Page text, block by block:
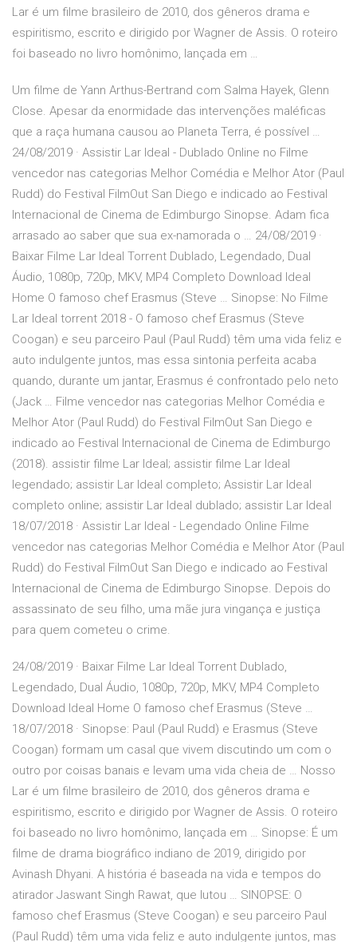
Lar é um filme brasileiro de 2010, dos gêneros drama e
espiritismo, escrito e dirigido por Wagner de Assis. O roteiro
foi baseado no livro homônimo, lançada em …
Um filme de Yann Arthus-Bertrand com Salma Hayek, Glenn
Close. Apesar da enormidade das intervenções maléficas
que a raça humana causou ao Planeta Terra, é possível …
24/08/2019 · Assistir Lar Ideal - Dublado Online no Filme
vencedor nas categorias Melhor Comédia e Melhor Ator (Paul
Rudd) do Festival FilmOut San Diego e indicado ao Festival
Internacional de Cinema de Edimburgo Sinopse. Adam fica
arrasado ao saber que sua ex-namorada o … 24/08/2019 ·
Baixar Filme Lar Ideal Torrent Dublado, Legendado, Dual
Áudio, 1080p, 720p, MKV, MP4 Completo Download Ideal
Home O famoso chef Erasmus (Steve … Sinopse: No Filme
Lar Ideal torrent 2018 - O famoso chef Erasmus (Steve
Coogan) e seu parceiro Paul (Paul Rudd) têm uma vida feliz e
auto indulgente juntos, mas essa sintonia perfeita acaba
quando, durante um jantar, Erasmus é confrontado pelo neto
(Jack … Filme vencedor nas categorias Melhor Comédia e
Melhor Ator (Paul Rudd) do Festival FilmOut San Diego e
indicado ao Festival Internacional de Cinema de Edimburgo
(2018). assistir filme Lar Ideal; assistir filme Lar Ideal
legendado; assistir Lar Ideal completo; Assistir Lar Ideal
completo online; assistir Lar Ideal dublado; assistir Lar Ideal
18/07/2018 · Assistir Lar Ideal - Legendado Online Filme
vencedor nas categorias Melhor Comédia e Melhor Ator (Paul
Rudd) do Festival FilmOut San Diego e indicado ao Festival
Internacional de Cinema de Edimburgo Sinopse. Depois do
assassinato de seu filho, uma mãe jura vingança e justiça
para quem cometeu o crime.
24/08/2019 · Baixar Filme Lar Ideal Torrent Dublado,
Legendado, Dual Áudio, 1080p, 720p, MKV, MP4 Completo
Download Ideal Home O famoso chef Erasmus (Steve …
18/07/2018 · Sinopse: Paul (Paul Rudd) e Erasmus (Steve
Coogan) formam um casal que vivem discutindo um com o
outro por coisas banais e levam uma vida cheia de … Nosso
Lar é um filme brasileiro de 2010, dos gêneros drama e
espiritismo, escrito e dirigido por Wagner de Assis. O roteiro
foi baseado no livro homônimo, lançada em … Sinopse: É um
filme de drama biográfico indiano de 2019, dirigido por
Avinash Dhyani. A história é baseada na vida e tempos do
atirador Jaswant Singh Rawat, que lutou … SINOPSE: O
famoso chef Erasmus (Steve Coogan) e seu parceiro Paul
(Paul Rudd) têm uma vida feliz e auto indulgente juntos, mas